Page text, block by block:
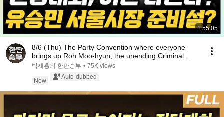
1:55:05
8/6 (Thu) The Party Convention where everyone
brings up Roh Moo-hyun, the unending Criminal
Proce...
박재홍의 한판승부 • 75K views
New
Auto-dubbed